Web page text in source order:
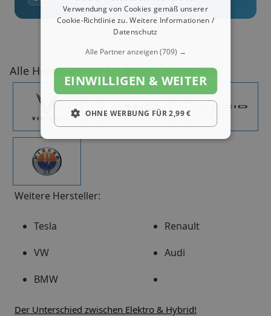
Alle Hersteller mit Förderung entdecken:
Weitere Hersteller:
Tesla
VW
BMW
Renault
Audi
Der Unterschied zwischen Elektro & Hybrid!
Verwendung von Cookies gemäß unserer
Cookie-Richtlinie zu.Weitere Informationen /
Datenschutz
Alle Partner anzeigen(709) →
EINWILLIGEN & WEITER
OHNE WERBUNG FÜR 2,99 €